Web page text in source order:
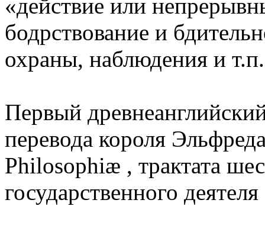
«действие или
бодрствование и
охраны, наблюдения и
Первый
перевода короля
Philosophiæ , трактата
государственного